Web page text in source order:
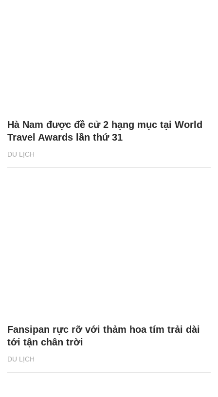
DU LỊCH
Hà Nam được đề cử 2 hạng mục tại World
Travel Awards lần thứ 31
DU LỊCH
Fansipan rực rỡ với thảm hoa tím trải dài
tới tận chân trời